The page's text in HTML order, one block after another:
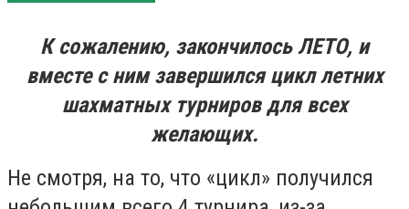
К сожалению, закончилось ЛЕТО, и
вместе с ним завершился цикл летних
шахматных турниров для всех
желающих.
Не смотря, на то, что «цикл» получился